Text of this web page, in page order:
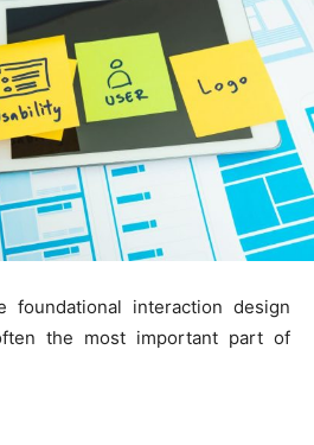
interaction design
the most important part of